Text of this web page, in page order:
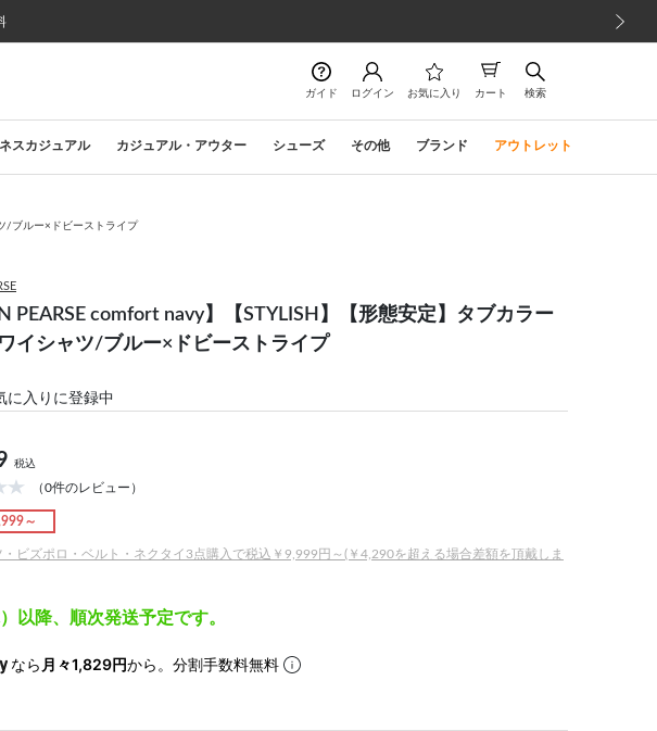
ガイド ログイン お気に入り カート 検索
スカジュアル カジュアル・アウター シューズ その他 ブランド アウトレット
/ブルー×ドビーストライプ
PEARSE comfort navy】【STYLISH】【形態安定】タブカラー
ワイシャツ/ブルー×ドビーストライプ
に入りに登録中
税込
（0件のレビュー）
～
・ビズポロ・ベルト・ネクタイ3点購入で税込￥9,999円～(￥4,290を超える場合差額を頂戴しま
以降、順次発送予定です。
なら 月々1,829円から。分割手数料無料